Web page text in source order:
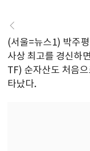
(서울=뉴스1) 박주
사상 최고를 경신하
TF) 순자산도 처음
타났다.